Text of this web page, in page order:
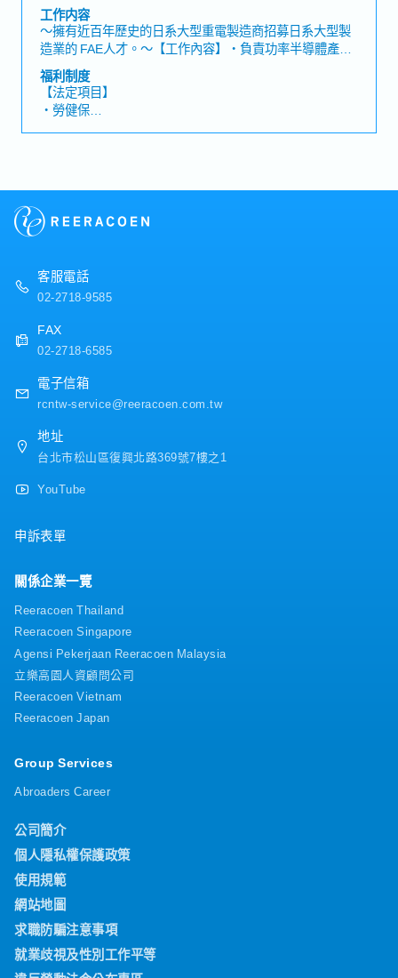
・員工久任獎金：公司每月額外提撥，服務滿七年可領約
70-100萬
・交通津貼：員工通勤上班給予補助
・一年兩次升遷機會
・健檢、業務配發公司車、筆電、手機、點心、飲料咖啡
・旅遊津貼：一年一次
ービス/セールスエンジニア・服務/業務工程師(エンジニ
ア(機械))
工作内容
～擁有近百年歷史的日系大型重電製造商招募日系大型製
造業的 FAE人才。～【工作內容】・負責功率半導體產品
之FAE相關業務・與代理商合作，進行產品推廣與技術支
援・回覆客戶技術問題並提供建議・與業務人員合作，整
理新案件導入時的技術課題並介紹產品・針對客戶技術問
題，與公司內部相關部門協調・彙整新商談資訊，向公司
內部回報案件進度・配合台灣國內及海外公司據點出差
業務、代理商與公司內部部門之間的橋樑。・依成果與貢
獻度，提供升遷與調薪機會。・有外部研修制度，可提升
語言及業務知識。
福利制度
【法定項目】
・勞健保
【企業福利制度】
・獎金：夏冬季及春節，視業績變動（去年實績4個月）
・交通津貼
・健康檢查
・員工團保：包含社員及其配偶、子女
・員工旅遊：國內外旅行
客服電話
02-2718-9585
FAX
02-2718-6585
電子信箱
rcntw-service@reeracoen.com.tw
地址
台北市松山區復興北路369號7樓之1
YouTube
申訴表單
關係企業一覽
Reeracoen Thailand
Reeracoen Singapore
Agensi Pekerjaan Reeracoen Malaysia
立樂高園人資顧問公司
Reeracoen Vietnam
Reeracoen Japan
Group Services
Abroaders Career
公司簡介
個人隱私權保護政策
使用規範
網站地圖
求職防騙注意事項
就業歧視及性別工作平等